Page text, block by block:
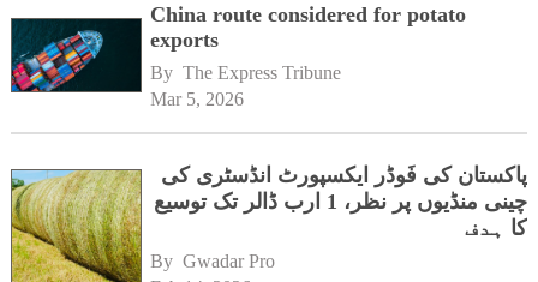
China route considered for potato
exports
By The Express Tribune
Mar 5, 2026
پاکستان کی فَوڈر ایکسپورٹ انڈسٹری کی
چینی منڈیوں پر نظر، 1 ارب ڈالر تک توسیع
کا ہدف
By Gwadar Pro